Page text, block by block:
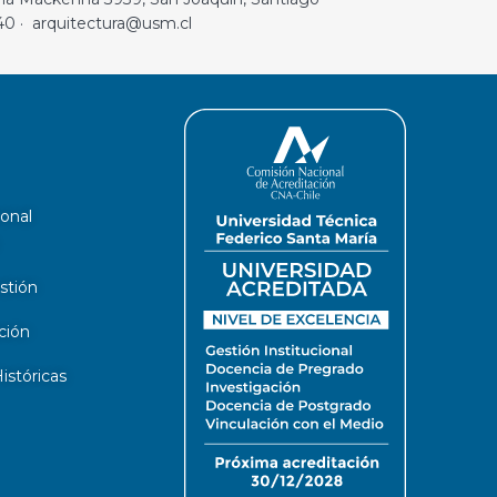
· arquitectura@usm.cl